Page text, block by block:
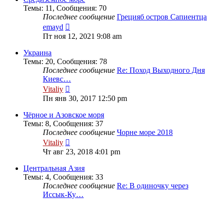
Темы: 11 , Сообщения: 70
Последнее сообщение Грецияб остров Сапиентца
emayd
к
последнему
Пт ноя 12, 2021 9:08 am
Украина
Темы: 20, Сообщения: 78
Последнее сообщение Re: Поход Выходного Дня
Киевс…
Vitaliy
к
последнему
сообщению
Пн янв 30, 2017 12:50 pm
Чёрное и Азовское моря
Темы: 8, Сообщения: 37
Последнее сообщение Чорне море 2018
Vitaliy
к
последнему
сообщению
Чт авг 23, 2018 4:01 pm
Центральная Азия
Темы: 4, Сообщения: 33
Последнее сообщение Re: В одиночку через
Иссык-Ку…